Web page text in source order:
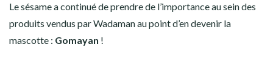
Le sésame a continué de prendre de l’importance au sein des
produits vendus par Wadaman au point d’en devenir la
mascotte : Gomayan !